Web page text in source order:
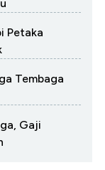
Petaka
Tembaga
Gaji